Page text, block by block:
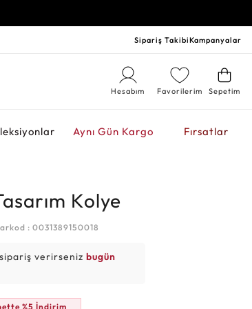
Sipariş TakibiKampanyalar
Sepetim
Favorilerim
Hesabım
Aynı Gün Kargo Fırsatlar
Kolye
: 0031389150018
verirsenizbugün
%5 İndirim